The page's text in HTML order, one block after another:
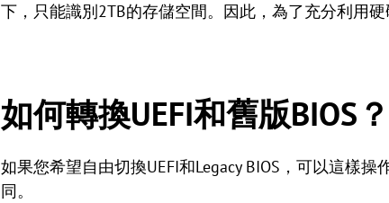
下，只能識別2TB的存儲空間。因此，為了充分利用硬
如何轉換UEFI和舊版BIOS？
如果您希望自由切換UEFI和Legacy BIOS，可以這樣
同。